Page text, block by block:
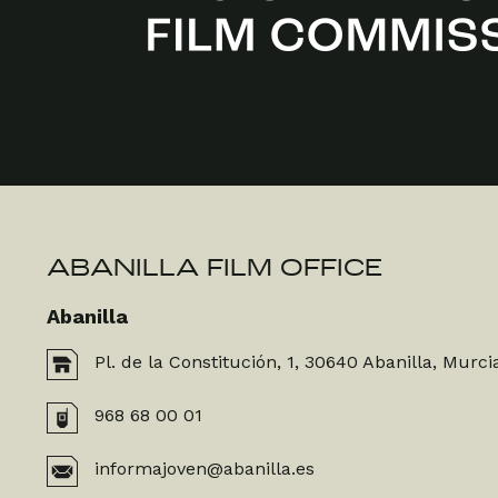
ABANILLA FILM OFFICE
Abanilla
Pl. de la Constitución, 1, 30640 Abanilla,
968 68 00 01
informajoven@abanilla.es